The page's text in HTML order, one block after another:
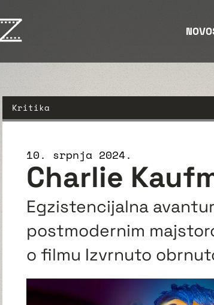
Kritika
10. srpnja 2024.
Charlie
Egzistencijalna
postmodernim
o filmu Izvrnuto